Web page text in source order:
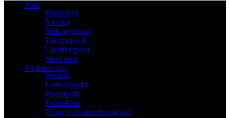
Pool
Poolpaket
Niveko
Stålväggspool
Thermopool
Glasfiberpool
Steel pool
Pooltäckning
Pooltak
Lamellskydd
Poolskydd
Termofiltar
Vinter-och säkerhetsskydd